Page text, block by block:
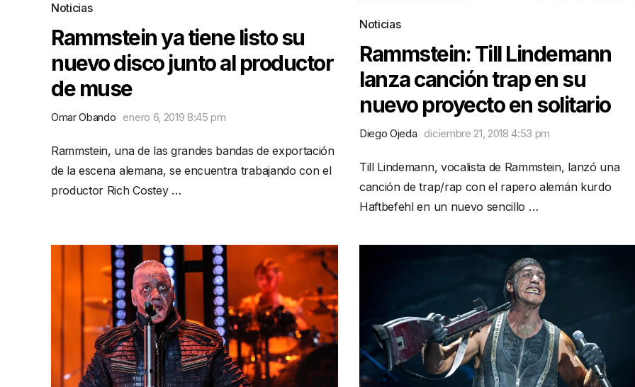
Noticias
Rammstein ya tiene listo su
nuevo disco junto al productor
de muse
Omar Obando enero 6, 2019 8:45 pm
Rammstein, una de las grandes bandas de exportación
de la escena alemana, se encuentra trabajando con el
productor Rich Costey …
Noticias
Rammstein: Till Lindemann
lanza canción trap en su
nuevo proyecto en solitario
Diego Ojeda diciembre 21, 2018 4:53 pm
Till Lindemann, vocalista de Rammstein, lanzó una
canción de trap/rap con el rapero alemán kurdo
Haftbefehl en un nuevo sencillo …